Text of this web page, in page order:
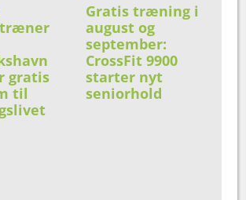
gratis
til
Gratis træning i
august og
september:
CrossFit 9900
starter nyt
seniorhold